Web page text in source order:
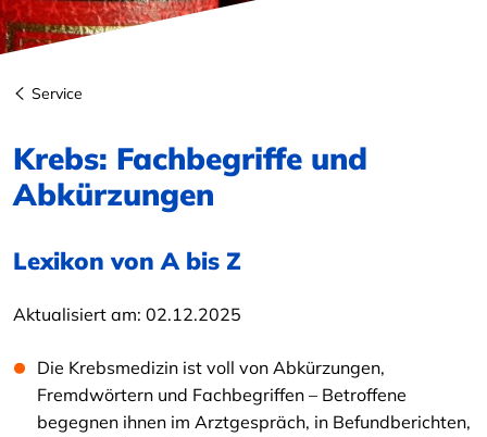
Service
Krebs: Fachbegriffe und
Abkürzungen
Lexikon von A bis Z
Aktualisiert am: 02.12.2025
Die Krebsmedizin ist voll von Abkürzungen,
Fremdwörtern und Fachbegriffen – Betroffene
begegnen ihnen im Arztgespräch, in Befundberichten,